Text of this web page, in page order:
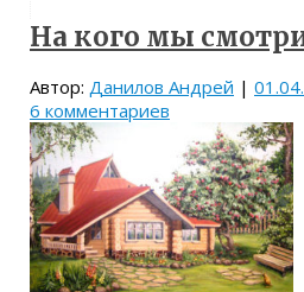
На кого мы
Автор: Данилов Андрей |
6 комментариев